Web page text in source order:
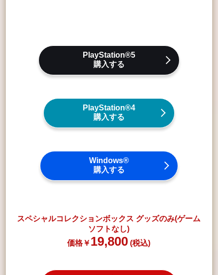
PlayStation®5
購入する
PlayStation®4
購入する
Windows®
購入する
スペシャルコレクションボックス グッズのみ(ゲーム
ソフトなし)
19,800